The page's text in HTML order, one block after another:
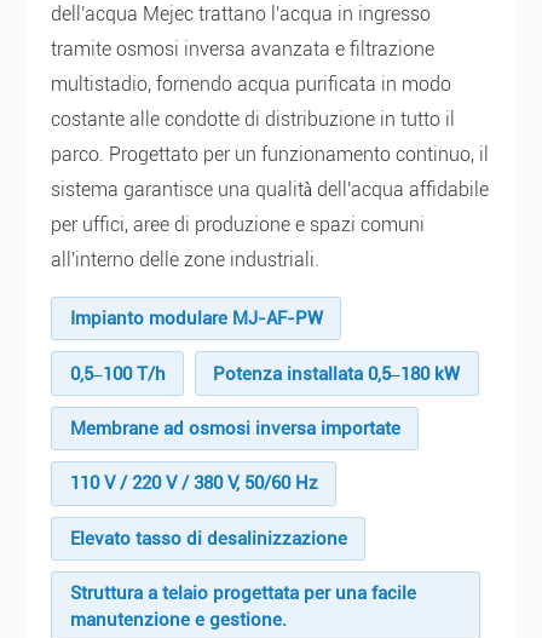
dell'acqua Mejec trattano l'acqua in ingresso
tramite osmosi inversa avanzata e filtrazione
multistadio, fornendo acqua purificata in modo
costante alle condotte di distribuzione in tutto il
parco. Progettato per un funzionamento continuo, il
sistema garantisce una qualità dell'acqua affidabile
per uffici, aree di produzione e spazi comuni
all'interno delle zone industriali.
Impianto modulare MJ-AF-PW
0,5–100 T/h Potenza installata 0,5–180 kW
Membrane ad osmosi inversa importate
110 V / 220 V / 380 V, 50/60 Hz
Elevato tasso di desalinizzazione
Struttura a telaio progettata per una facile
manutenzione e gestione.